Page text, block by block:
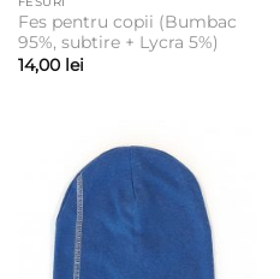
Fes pentru copii (Bumbac
95%, subtire + Lycra 5%)
14,00 lei